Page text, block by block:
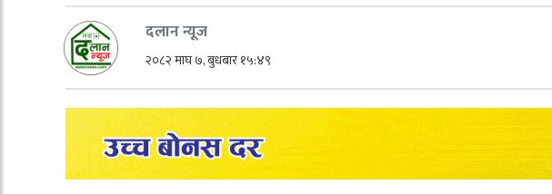
दलान न्यूज
२०८२ माघ ७, बुधबार १५:४९